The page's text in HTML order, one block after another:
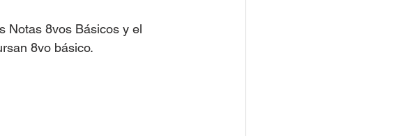
Notas 8vos Básicos y el
8vo básico.